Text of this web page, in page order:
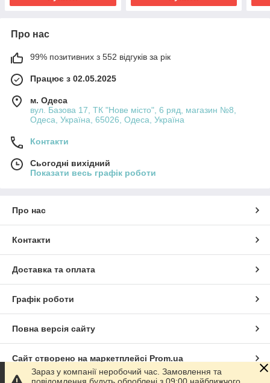
Про нас
99% позитивних з 552 відгуків за рік
Працює з 02.05.2025
м. Одеса
вул. Базова 17, ТК "Нове місто", 6 ряд, магазин №8,
Одеса, Україна, 65026, Одеса, Україна
Контакти
Сьогодні вихідний
Показати весь графік роботи
Про нас
Контакти
Доставка та оплата
Графік роботи
Повна версія сайту
Сайт створено на маркетплейсі Prom.ua
Зараз у компанії неробочий час. Замовлення та